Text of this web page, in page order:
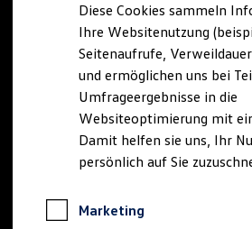
Behörden
Direktkunden
Sonderfahrzeuge
Anpfiff zum Gewinn
Elektromobilität
Elektroautos
ID. Tutorials
Elektrofahrzeugkonzepte
ID. EVERY1
Reichweite
Rekuperation
Diese Cookies sammeln
Ihre Websitenutzung
Seitenaufrufe,
und ermöglichen uns bei
Umfrageergebnisse in die
Websiteoptimierung mit
Damit helfen sie uns, Ihr
persönlich auf Sie
Marketing